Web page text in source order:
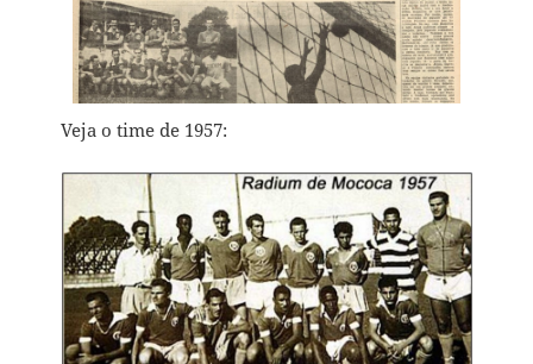
Veja o time de 1957: